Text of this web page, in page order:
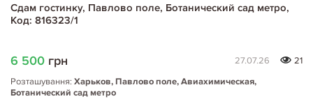
Сдам гостинку, Павлово поле, Ботанический сад метро,
Код: 816323/1
6 500 грн 27.07.26
21
Розташування: Харьков, Павлово поле, Авиахимическая,
Ботанический сад метро